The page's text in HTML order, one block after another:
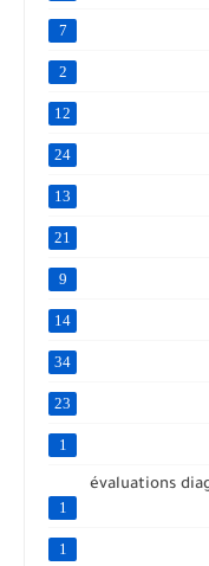
7
2
12
24
13
21
9
14
34
23
1
évaluations
1
1